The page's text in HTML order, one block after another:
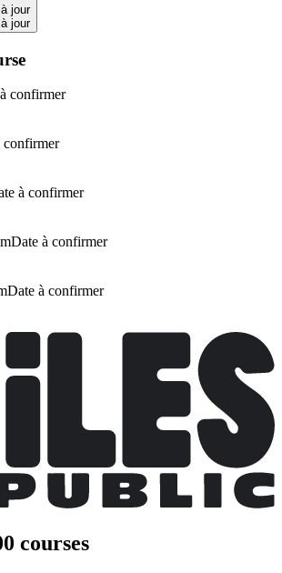
jour
jour
confirmer
confirmer
à confirmer
Date à confirmer
Date à confirmer
courses